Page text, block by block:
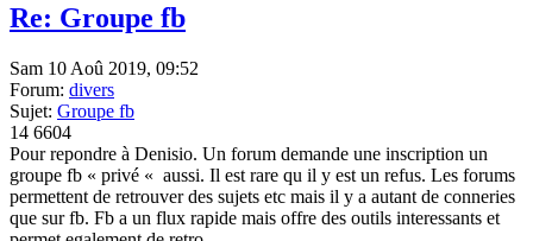
Re: Groupe fb
Sam 10 Aoû 2019, 09:52
Forum: divers
Sujet: Groupe fb
14 6604
Pour repondre à Denisio. Un forum demande une inscription un
groupe fb « privé « aussi. Il est rare qu il y est un refus. Les forums
permettent de retrouver des sujets etc mais il y a autant de conneries
que sur fb. Fb a un flux rapide mais offre des outils interessants et